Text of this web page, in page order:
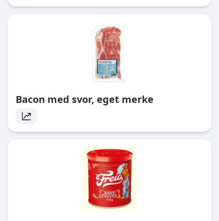
Bacon med svor, eget merke